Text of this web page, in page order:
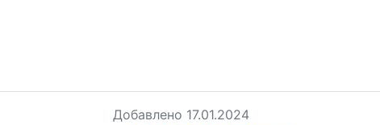
Добавлено 17.01.2024